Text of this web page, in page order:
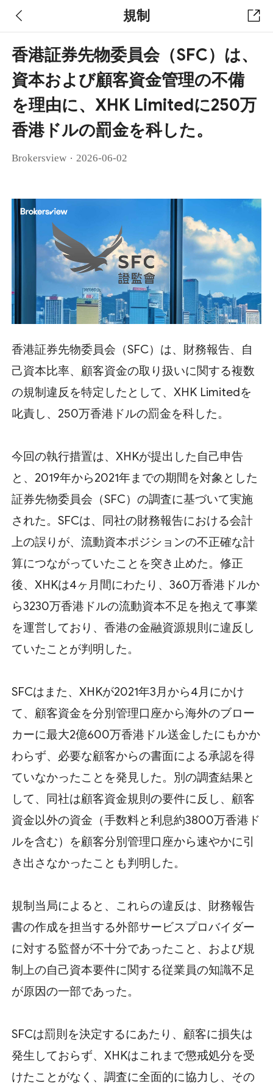
規制
香港証券先物委員会（SFC）は、
資本および顧客資金管理の不備
を理由に、XHK Limitedに250万
香港ドルの罰金を科した。
Brokersview · 2026-06-02
香港証券先物委員会（SFC）は、財務報告、自
己資本比率、顧客資金の取り扱いに関する複数
の規制違反を特定したとして、XHK Limitedを
叱責し、250万香港ドルの罰金を科した。
今回の執行措置は、XHKが提出した自己申告
と、2019年から2021年までの期間を対象とした
証券先物委員会（SFC）の調査に基づいて実施
された。SFCは、同社の財務報告における会計
上の誤りが、流動資本ポジションの不正確な計
算につながっていたことを突き止めた。修正
後、XHKは4ヶ月間にわたり、360万香港ドルか
ら3230万香港ドルの流動資本不足を抱えて事業
を運営しており、香港の金融資源規則に違反し
ていたことが判明した。
SFCはまた、XHKが2021年3月から4月にかけ
て、顧客資金を分別管理口座から海外のブロー
カーに最大2億600万香港ドル送金したにもかか
わらず、必要な顧客からの書面による承認を得
ていなかったことを発見した。別の調査結果と
して、同社は顧客資金規則の要件に反し、顧客
資金以外の資金（手数料と利息約3800万香港ド
ルを含む）を顧客分別管理口座から速やかに引
き出さなかったことも判明した。
規制当局によると、これらの違反は、財務報告
書の作成を担当する外部サービスプロバイダー
に対する監督が不十分であったこと、および規
制上の自己資本要件に関する従業員の知識不足
が原因の一部であった。
SFCは罰則を決定するにあたり、顧客に損失は
発生しておらず、XHKはこれまで懲戒処分を受
けたことがなく、調査に全面的に協力し、その